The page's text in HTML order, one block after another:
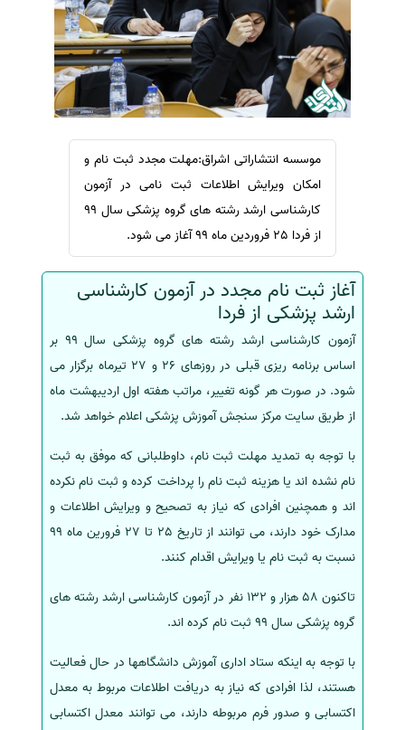
ترجمه عربی به فارسی
مشاهده همه زبان ها
سفارش ویرایش
سفارش پارافریز
سفارش فرمت‌بندی
سفارش کاهش کمیت
سفارش معرفی مجله
سفارش معرفی مقاله
سفارش معرفی کتاب
سفارش چکیده مبسوط
سفارش ترجمه مولتی‌مدیا
سفارش گویندگی
سفارش تولید محتوا
سفارش ترجمه همزمان
سفارش چکیده گرافیکی
سفارش تهیه کاورلتر
موسسه انتشاراتی اشراق:مهلت مجدد ثبت نام و
امکان ویرایش اطلاعات ثبت نامی در آزمون
کارشناسی ارشد رشته های گروه پزشکی سال 99
از فردا 25 فروردین ماه 99 آغاز می شود.
آغاز ثبت نام مجدد در آزمون کارشناسی
ارشد پزشکی از فردا
آزمون کارشناسی ارشد رشته های گروه پزشکی سال 99 بر
اساس برنامه ریزی قبلی در روزهای 26 و 27 تیرماه برگزار می
شود. در صورت هر گونه تغییر، مراتب هفته اول اردیبهشت ماه
از طریق سایت مرکز سنجش آموزش پزشکی اعلام خواهد شد.
با توجه به تمدید مهلت ثبت نام، داوطلبانی که موفق به ثبت
نام نشده اند یا هزینه ثبت نام را پرداخت کرده و ثبت نام نکرده
اند و همچنین افرادی که نیاز به تصحیح و ویرایش اطلاعات و
مدارک خود دارند، می توانند از تاریخ 25 تا 27 فرورین ماه 99
نسبت به ثبت نام یا ویرایش اقدام کنند.
تاکنون 58 هزار و 132 نفر در آزمون کارشناسی ارشد رشته های
گروه پزشکی سال 99 ثبت نام کرده اند.
با توجه به اینکه ستاد اداری آموزش دانشگاهها در حال فعالیت
هستند، لذا افرادی که نیاز به دریافت اطلاعات مربوط به معدل
اکتسابی و صدور فرم مربوطه دارند، می توانند معدل اکتسابی